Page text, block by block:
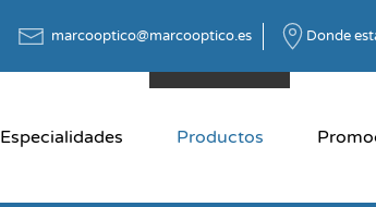
marcooptico@marcooptico.es Donde
Especialidades Productos